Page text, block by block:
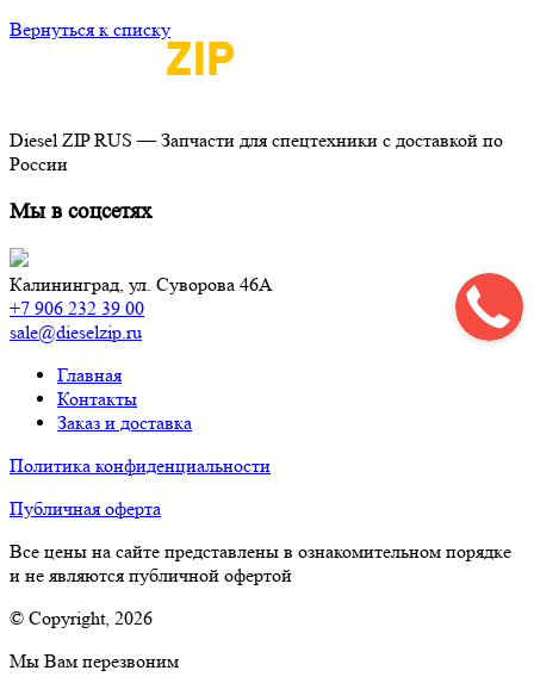
Вернуться к списку
Diesel ZIP RUS — Запчасти для спецтехники с доставкой по
России
Мы в соцсетях
Калининград, ул. Суворова 46А
+7 906 232 39 00
sale@dieselzip.ru
Главная
Контакты
Заказ и доставка
Политика конфиденциальности
Публичная оферта
Все цены на сайте представлены в ознакомительном порядке
и не являются публичной офертой
© Copyright, 2026
Мы Вам перезвоним